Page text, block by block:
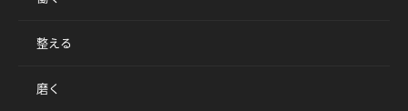
整える
磨く